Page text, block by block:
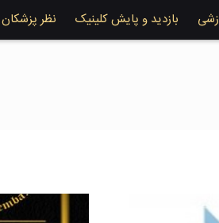
بازدید و پایش کلینیک نظر پزشکان